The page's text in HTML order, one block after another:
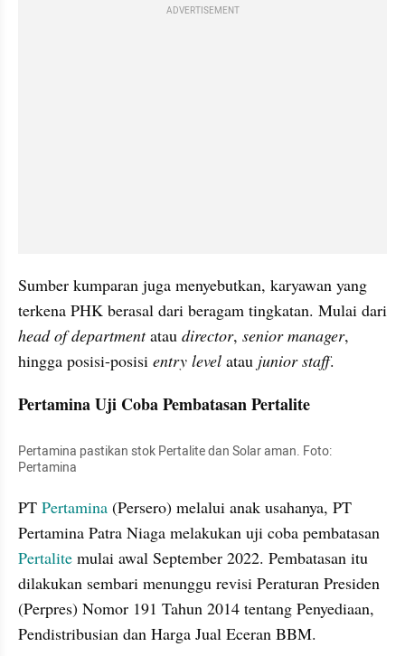
ADVERTISEMENT
Sumber kumparan juga menyebutkan, karyawan yang
head of department atau director, senior manager,
hingga posisi-posisi entry level atau junior staff.
Pertamina Uji Coba Pembatasan Pertalite
Pertamina pastikan stok Pertalite dan Solar aman. Foto:
Pertamina
PT Pertamina (Persero) melalui anak usahanya, PT
Pertamina Patra Niaga melakukan uji coba pembatasan
Pertalite mulai awal September 2022. Pembatasan itu
dilakukan sembari menunggu revisi Peraturan Presiden
(Perpres) Nomor 191 Tahun 2014 tentang Penyediaan,
Pendistribusian dan Harga Jual Eceran BBM.